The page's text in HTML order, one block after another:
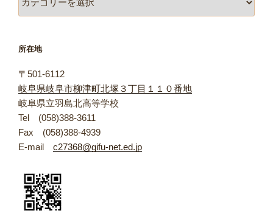
テ
ー
所在地
〒501-6112
岐阜県岐阜市柳津町北塚３丁目１１０番地
岐阜県立羽島北高等学校
Tel (058)388-3611
Fax (058)388-4939
E-mail c27368@gifu-net.ed.jp